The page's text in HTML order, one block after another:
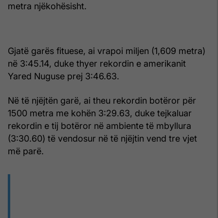
metra njëkohësisht.
Gjatë garës fituese, ai vrapoi miljen (1,609 metra)
në 3:45.14, duke thyer rekordin e amerikanit
Yared Nuguse prej 3:46.63.
Në të njëjtën garë, ai theu rekordin botëror për
1500 metra me kohën 3:29.63, duke tejkaluar
rekordin e tij botëror në ambiente të mbyllura
(3:30.60) të vendosur në të njëjtin vend tre vjet
më parë.